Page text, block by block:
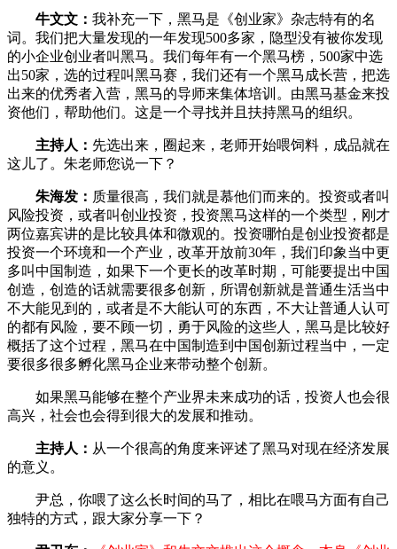
牛文文： 我补充一下，黑马是《创业家》杂志特有的名
词。我们把大量发现的一年发现500多家，隐型没有被你发现
的小企业创业者叫黑马。我们每年有一个黑马榜，500家中选
出50家，选的过程叫黑马赛，我们还有一个黑马成长营，把选
出来的优秀者入营，黑马的导师来集体培训。由黑马基金来投
资他们，帮助他们。这是一个寻找并且扶持黑马的组织。
主持人： 先选出来，圈起来，老师开始喂饲料，成品就在
这儿了。朱老师您说一下？
朱海发： 质量很高，我们就是慕他们而来的。投资或者叫
风险投资，或者叫创业投资，投资黑马这样的一个类型，刚才
两位嘉宾讲的是比较具体和微观的。投资哪怕是创业投资都是
投资一个环境和一个产业，改革开放前30年，我们印象当中更
多叫中国制造，如果下一个更长的改革时期，可能要提出中国
创造，创造的话就需要很多创新，所谓创新就是普通生活当中
不大能见到的，或者是不大能认可的东西，不大让普通人认可
的都有风险，要不顾一切，勇于风险的这些人，黑马是比较好
概括了这个过程，黑马在中国制造到中国创新过程当中，一定
要很多很多孵化黑马企业来带动整个创新。
如果黑马能够在整个产业界未来成功的话，投资人也会很
高兴，社会也会得到很大的发展和推动。
主持人： 从一个很高的角度来评述了黑马对现在经济发展
的意义。
尹总，你喂了这么长时间的马了，相比在喂马方面有自己
独特的方式，跟大家分享一下？